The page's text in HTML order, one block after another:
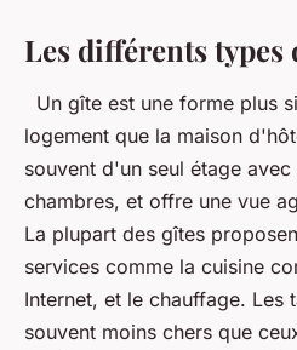
Les différents types
Un gîte est une forme plus
logement que la maison
souvent d'un seul étage
chambres, et offre une vue
La plupart des gîtes
services comme la cuisine
Internet, et le chauffage. Les
souvent moins chers que